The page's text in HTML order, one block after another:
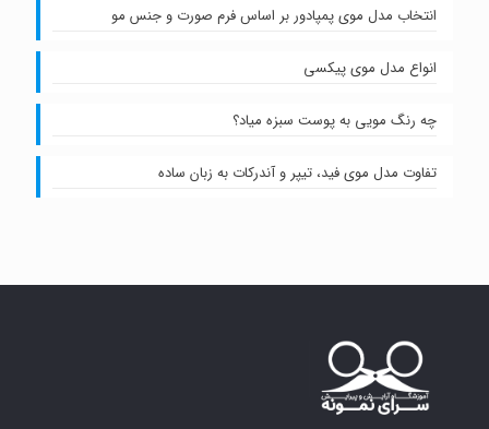
انتخاب مدل موی پمپادور بر اساس فرم صورت و جنس مو
انواع مدل موی پیکسی
چه رنگ مویی به پوست سبزه میاد؟
تفاوت مدل موی فید، تیپر و آندرکات به زبان ساده